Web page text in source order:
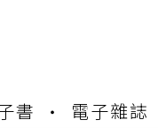
書 電子雜誌
位閱讀資產合併與